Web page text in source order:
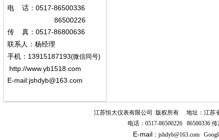
电 话： 0517-86500336
86500226
传 真： 0517-86800636
联系人：杨经理
手机 ： 13915187193(微信同号)
http://www.yb1518.com
E-mail:jshdyb@163.com
江苏恒大仪表有限公司 版权所有
地址：江苏
电话： 0517-86500226 86500336 传
E-mail ： jshdyb@163.com